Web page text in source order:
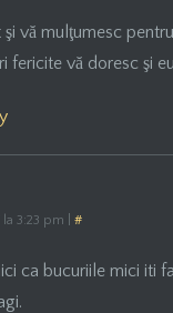
şi vă mulţumesc
fericite vă doresc şi
la 3:23 pm #
ca bucuriile mici iti